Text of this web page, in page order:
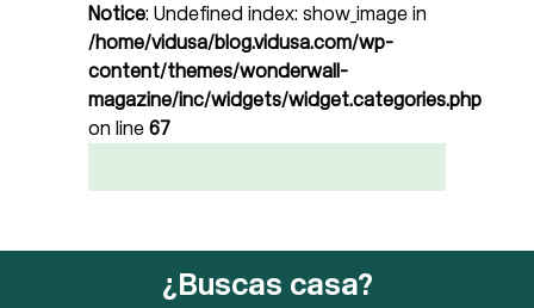
Notice: Undefined index: show_image in
/home/vidusa/blog.vidusa.com/wp-
content/themes/wonderwall-
magazine/inc/widgets/widget.categories.php
on line 67
¿Buscas casa?